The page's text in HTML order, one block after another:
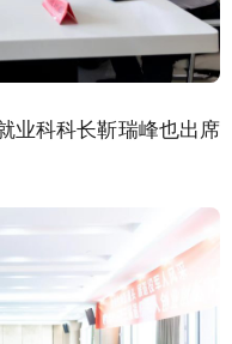
业科科长靳瑞峰也出席